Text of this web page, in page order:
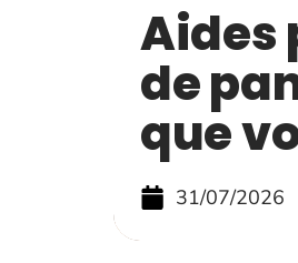
Aides
de
que
31/07/2026